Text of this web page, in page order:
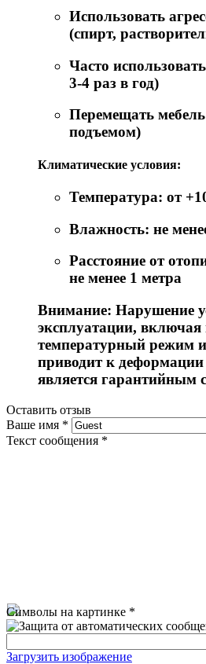
Использовать
(спирт,
Часто
3-4 раз в год)
Перемещать
подъемом)
Климатические условия:
Температура: от
Влажность: не
Расстояние от
не менее 1 метра
Внимание: Нарушение
эксплуатации,
температурный режим
приводит к деформации
является гарантийным
Оставить отзыв
Ваше имя *
Текст сообщения *
Символы на картинке *
Загрузить изображение